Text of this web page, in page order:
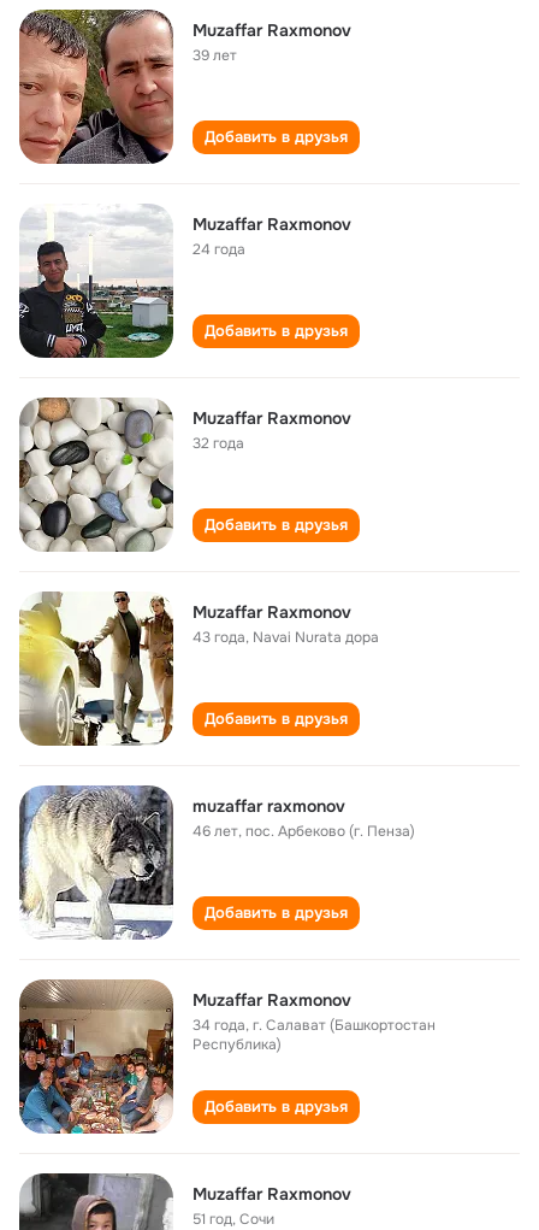
Muzaffar Raxmonov
39 лет
Добавить в друзья
Muzaffar Raxmonov
24 года
Добавить в друзья
Muzaffar Raxmonov
32 года
Добавить в друзья
Muzaffar Raxmonov
43 года, Navai Nurata дора
Добавить в друзья
muzaffar raxmonov
46 лет,пос. Арбеково (г. Пенза)
Добавить в друзья
Muzaffar Raxmonov
34 года,г. Салават (Башкортостан
Республика)
Добавить в друзья
Muzaffar Raxmonov
51 год,Сочи